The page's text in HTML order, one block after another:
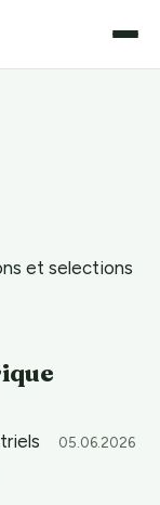
et selections
05.06.2026